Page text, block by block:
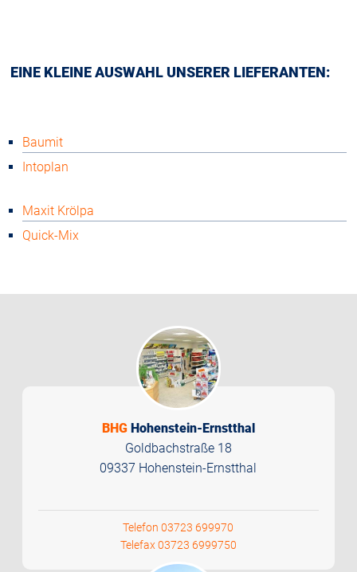
EINE KLEINE AUSWAHL UNSERER LIEFERANTEN:
Baumit
Intoplan
Maxit Krölpa
Quick-Mix
BHGHohenstein-Ernstthal
Goldbachstraße 18
09337 Hohenstein-Ernstthal
Telefon 03723 699970
Telefax 03723 6999750